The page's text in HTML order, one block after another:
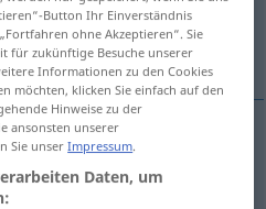
Button Ihr Einverständnis
ohne Akzeptieren“. Sie
für zukünftige Besuche unserer
Informationen zu den Cookies
möchten, klicken Sie einfach auf den
Hinweise zu der
ansonsten unserer
Sie unserImpressum.
Daten, um